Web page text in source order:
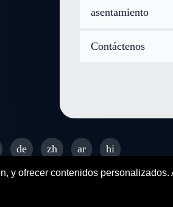
y ofrecer contenidos
asentamiento
Contáctenos
de zh ar
hi
- All rights reserved